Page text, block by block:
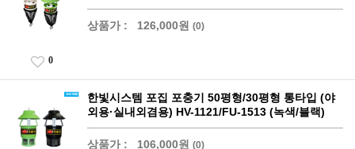
상품가 : 126,000원 (0)
0
한빛시스템 포집 포충기 50평형/30평형 통타입 (야
외용·실내외겸용) HV-1121/FU-1513 (녹색/블랙)
상품가 : 106,000원 (0)